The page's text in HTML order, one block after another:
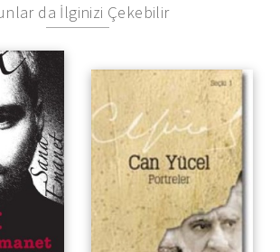
da İlginizi Çekebilir